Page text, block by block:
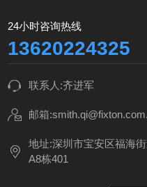
24小时咨询热线
13620224325
联系人:齐进军
邮箱
地址:深圳市宝安区福海
A8栋401